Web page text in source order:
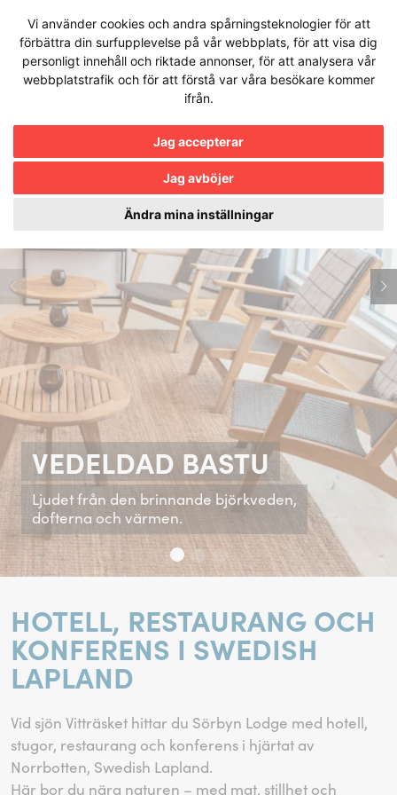
Vi använder cookies och andra spårningsteknologier för att
förbättra din surfupplevelse på vår webbplats, för att visa dig
personligt innehåll och riktade annonser, för att analysera vår
webbplatstrafik och för att förstå var våra besökare kommer
ifrån.
Jag accepterar
Jag avböjer
Ändra mina inställningar
innehållet
EN
VEDELDAD BASTU
Ljudet från den brinnande björkveden,
dofterna och värmen.
HOTELL, RESTAURANG OCH
KONFERENS I SWEDISH
LAPLAND
Vid sjön Vitträsket hittar du Sörbyn Lodge med hotell,
stugor, restaurang och konferens i hjärtat av
Norrbotten, Swedish Lapland.
Här bor du nära naturen – med mat, stillhet och